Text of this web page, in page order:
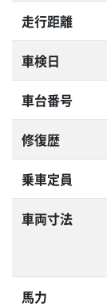
走行距離
車検日
車台番号
修復歴
乗車定員
車両寸法
馬力